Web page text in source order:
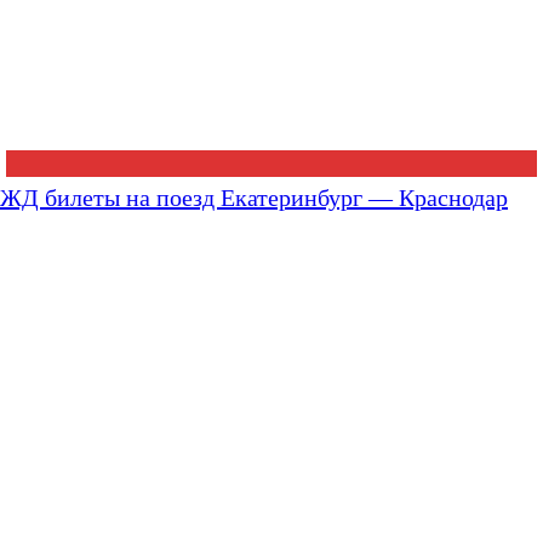
ЖД билеты на поезд Екатеринбург — Краснодар